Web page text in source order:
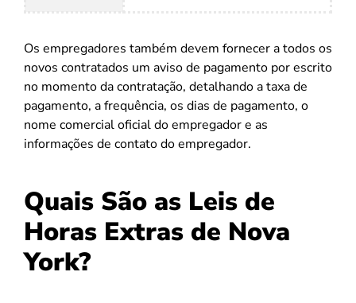
Os empregadores também devem fornecer a todos os
novos contratados um aviso de pagamento por escrito
no momento da contratação, detalhando a taxa de
pagamento, a frequência, os dias de pagamento, o
nome comercial oficial do empregador e as
informações de contato do empregador.
Quais São as Leis de
Horas Extras de Nova
York?